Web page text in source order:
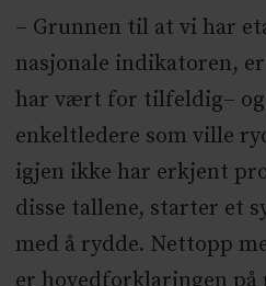
– Grunnen til at vi har
nasjonale indikatoren,
har vært for tilfeldig– og
enkeltledere som ville
igjen ikke har erkjent
disse tallene, starter et
med å rydde. Nettopp